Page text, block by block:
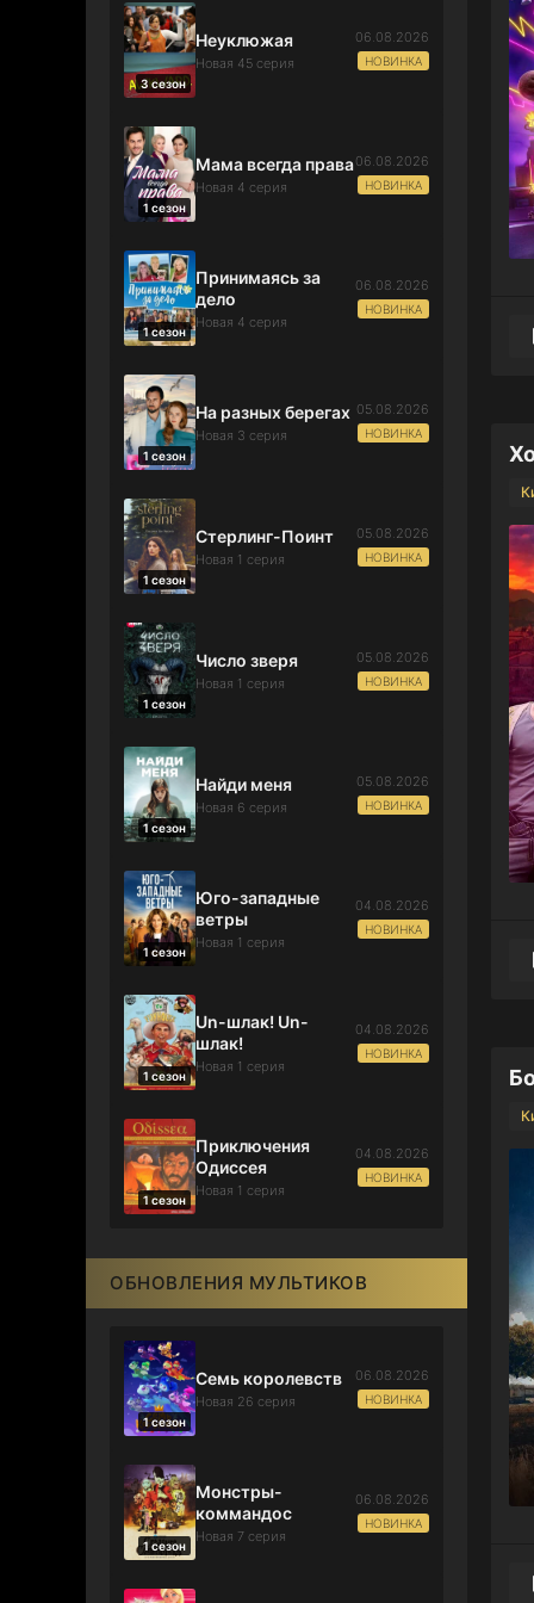
3 сезон
Неуклюжая
Новая 45 серия
06.08.2026
НОВИНКА
1 сезон
Мама всегда права
Новая 4 серия
06.08.2026
НОВИНКА
1 сезон
Принимаясь за
дело
Новая 4 серия
06.08.2026
НОВИНКА
1 сезон
На разных берегах
Новая 3 серия
05.08.2026
НОВИНКА
1 сезон
Стерлинг-Поинт
Новая 1 серия
05.08.2026
НОВИНКА
1 сезон
Число зверя
Новая 1 серия
05.08.2026
НОВИНКА
1 сезон
Найди меня
Новая 6 серия
05.08.2026
НОВИНКА
1 сезон
Юго-западные
ветры
Новая 1 серия
04.08.2026
НОВИНКА
1 сезон
Un-шлак! Un-
шлак!
Новая 1 серия
04.08.2026
НОВИНКА
1 сезон
Приключения
Одиссея
Новая 1 серия
04.08.2026
НОВИНКА
ОБНОВЛЕНИЯ МУЛЬТИКОВ
1 сезон
Семь королевств
Новая 26 серия
06.08.2026
НОВИНКА
1 сезон
Монстры-
коммандос
Новая 7 серия
06.08.2026
НОВИНКА